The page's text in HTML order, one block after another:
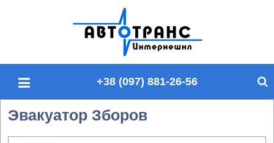
п
+38 (097) 881-26-56
Эвакуатор Зборов